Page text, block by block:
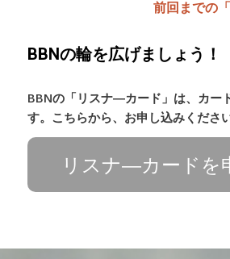
前回までの
BBNの輪を広げましょう！
BBNの「リスナ―カード」は、カー
す。こちらから、お申し込みください
リスナ―カードを